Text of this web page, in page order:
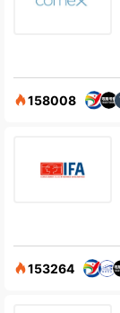
158008
153264